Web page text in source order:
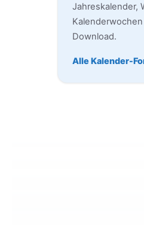
Jahreskalender,
Download.
Alle Kalender-